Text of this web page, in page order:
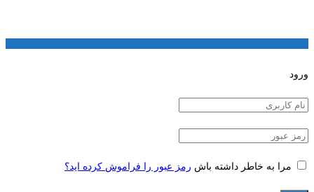
ورود
مرا به خاطر داشته باش رمز عبور را فراموش کرده اید؟